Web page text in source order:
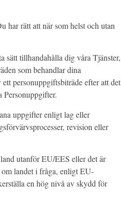
har rätt att när som helst och utan
sätt tillhandahålla dig våra Tjänster,
som behandlar dina
personuppgiftsbiträde efter att det
Personuppgifter.
uppgifter enligt lag eller
revision eller
utanför EU/EES eller det är
landet i fråga, enligt EU-
en hög nivå av skydd för